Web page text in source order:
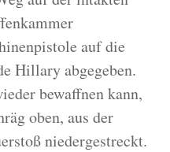
auf die
Hillary abgegeben.
bewaffnen kann,
oben, aus der
niedergestreckt.